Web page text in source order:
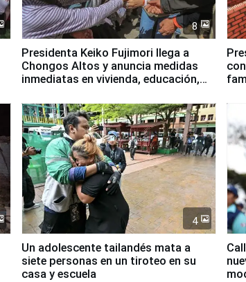
8
Presidenta Keiko Fujimori llega a
Chongos Altos y anuncia medidas
inmediatas en vivienda, educación,
4
Un adolescente tailandés mata a
siete personas en un tiroteo en su
casa y escuela